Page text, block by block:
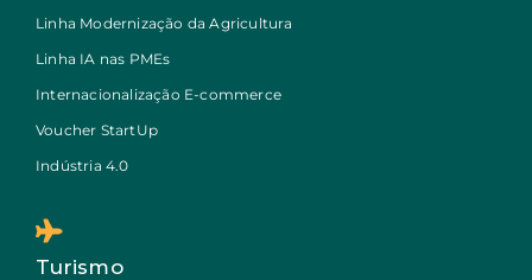
Linha Modernização da Agricultura
Linha IA nas PMEs
Internacionalização E-commerce
Voucher StartUp
Indústria 4.0
Turismo